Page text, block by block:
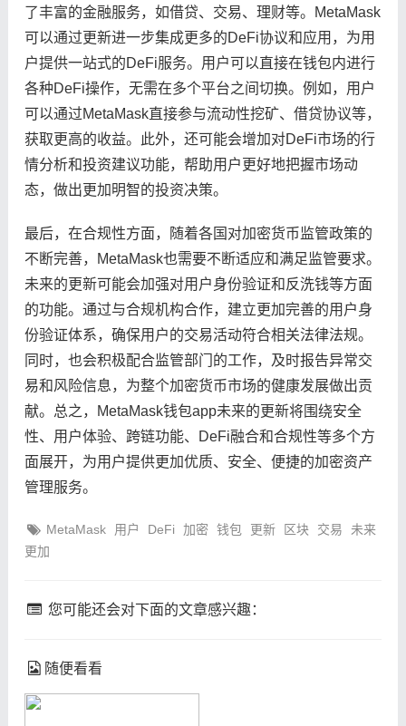
了丰富的金融服务，如借贷、交易、理财等。MetaMask
可以通过更新进一步集成更多的DeFi协议和应用，为用
户提供一站式的DeFi服务。用户可以直接在钱包内进行
各种DeFi操作，无需在多个平台之间切换。例如，用户
可以通过MetaMask直接参与流动性挖矿、借贷协议等，
获取更高的收益。此外，还可能会增加对DeFi市场的行
情分析和投资建议功能，帮助用户更好地把握市场动
态，做出更加明智的投资决策。
最后，在合规性方面，随着各国对加密货币监管政策的
不断完善，MetaMask也需要不断适应和满足监管要求。
未来的更新可能会加强对用户身份验证和反洗钱等方面
的功能。通过与合规机构合作，建立更加完善的用户身
份验证体系，确保用户的交易活动符合相关法律法规。
同时，也会积极配合监管部门的工作，及时报告异常交
易和风险信息，为整个加密货币市场的健康发展做出贡
献。总之，MetaMask钱包app未来的更新将围绕安全
性、用户体验、跨链功能、DeFi融合和合规性等多个方
面展开，为用户提供更加优质、安全、便捷的加密资产
管理服务。
MetaMask 用户 DeFi 加密 钱包 更新 区块 交易
未来
更加
您可能还会对下面的文章感兴趣：
随便看看